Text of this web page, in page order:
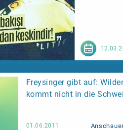
Freysinger gibt auf:
kommt nicht in die
01.06.2011